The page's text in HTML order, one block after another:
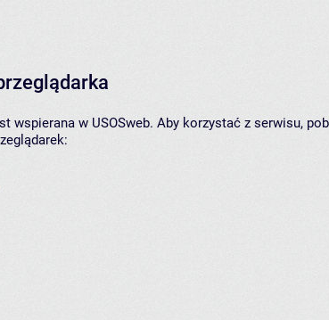
wspierana w USOSweb. Aby korzystać z serwisu,